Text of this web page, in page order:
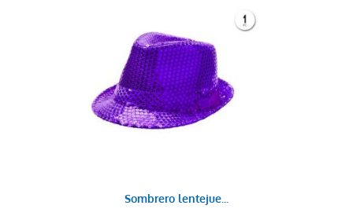
Sombrero lentejue...